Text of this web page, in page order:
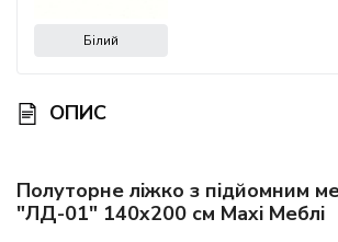
Білий
ОПИС
Полуторне ліжко з підйомним
"ЛД-01" 140x200 см Maxi Меблі